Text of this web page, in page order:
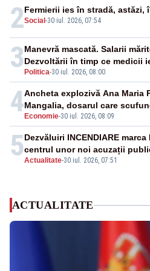
2Social -30 iul. 2026, 07:54
Fermierii ies în stradă, astăzi,
3 Politica-30 iul. 2026, 08:00
Manevră mascată. Salarii
Dezvoltării în timp ce medicii
4 Economie-30 iul. 2026, 08:09
Ancheta explozivă Ana Maria
Mangalia, dosarul care
5Actualitate-30 iul. 2026, 07:51
Dezvăluiri INCENDIARE
centrul unor noi acuzații
ACTUALITATE